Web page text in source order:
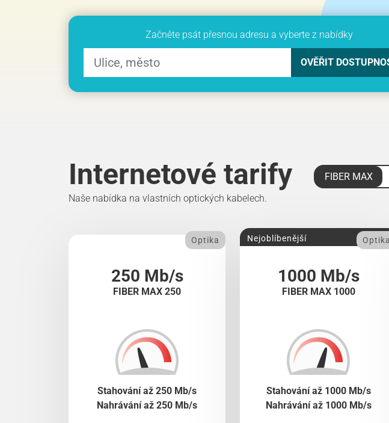
Začněte psát přesnou adresu a vyberte z nabídky
OVĚŘIT
Internetové tarify FIBER MAX
Naše nabídka na vlastních optických kabelech.
250 Mb/s
FIBER MAX 250
Optika
Stahování až 250 Mb/s
Nahrávání až 250 Mb/s
1000 Mb/s
FIBER MAX 1000
Nejoblíbenější Optika
Stahování až 1000 Mb/s
Nahrávání až 1000 Mb/s